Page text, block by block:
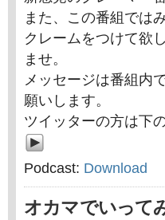
また、この番組では
クレームをつけて欲
ませ。
メッセージは番組内
願いします。
ツイッターの方は下
Podcast: Download
オカマでいって